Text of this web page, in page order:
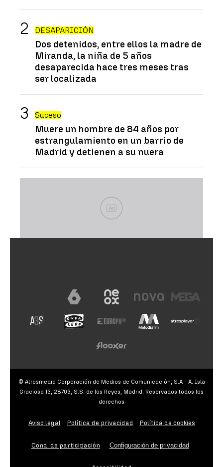
DESAPARICIÓN
Dos detenidos, entre ellos la madre de
Miranda, la niña de 5 años
desaparecida hace tres meses tras
ser localizada
Suceso
Muere un hombre de 84 años por
estrangulamiento en un barrio de
Madrid y detienen a su nuera
Ad
© Atresmedia Corporación de Medios de Comunicación, S.A - A. Isla
Graciosa 13, 28703, S.S. de los Reyes, Madrid. Reservados todos los
derechos
Aviso legal Política de privacidad Política de cookies
Cond. de participación Configuración de privacidad